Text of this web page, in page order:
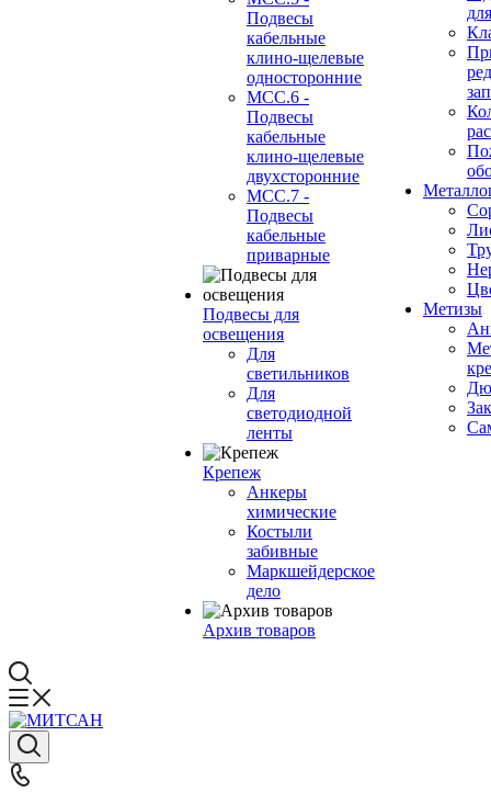
Подвесы
кабельные
клино-щелевые
односторонние
МСС.6 -
Подвесы
кабельные
клино-щелевые
двухсторонние
МСС.7 -
Подвесы
кабельные
приварные
Подвесы для
освещения
Для
светильников
Для
светодиодной
ленты
Крепеж
Анкеры
химические
Костыли
забивные
Маркшейдерское
дело
Архив товаров
Метизы